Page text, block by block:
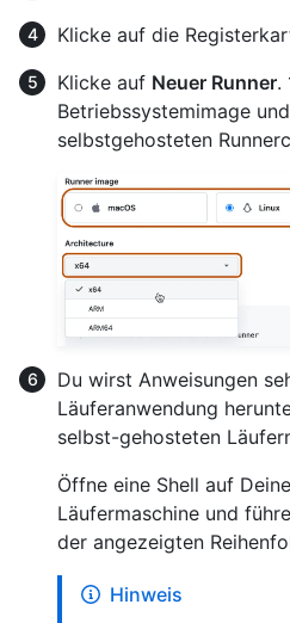
Klicke auf die
Klicke auf Neuer Runner.
Betriebssystemimage
selbstgehosteten
Du wirst Anweisungen
Läuferanwendung
selbst-gehosteten
Öffne eine Shell auf
Läufermaschine und
der angezeigten
Hinweis